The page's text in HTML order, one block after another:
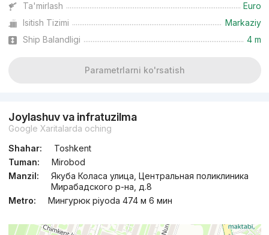
Ta'mirlash
Euro
Isitish Tizimi
Markaziy
Ship Balandligi
4 m
Parametrlarni ko'rsatish
Joylashuv va infratuzilma
Google Xaritalarda oching
Shahar:
Toshkent
Tuman:
Mirobod
Manzil:
Якуба Коласа улица, Центральная поликлиника
Мирабадского р-на, д.8
Metro:
Мингурюк piyoda 474 м 6 мин